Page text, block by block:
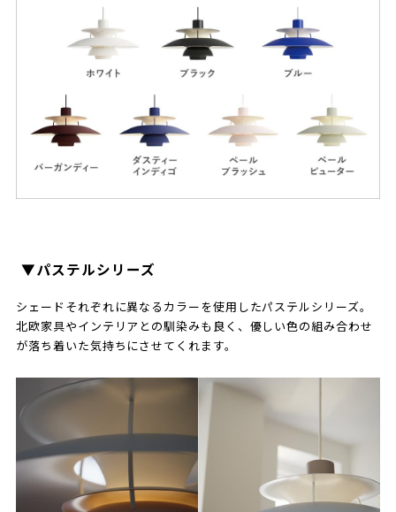
▼パステルシリーズ
シェードそれぞれに異なるカラーを使用したパステルシリーズ。
北欧家具やインテリアとの馴染みも良く、優しい色の組み合わせ
が落ち着いた気持ちにさせてくれます。